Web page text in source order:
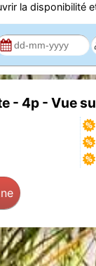
la disponibilité
- 4p - Vue